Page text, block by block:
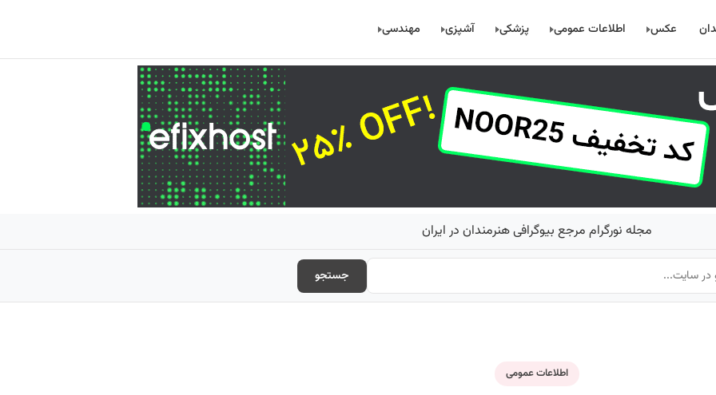
عکس اطلاعات عمومی پزشکی آشپزی مهندسی
مجله نورگرام مرجع بیوگرافی هنرمندان در ایران
جستجو
اطلاعات عمومی